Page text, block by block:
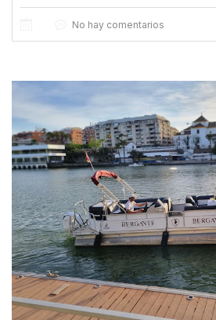
No hay comentarios